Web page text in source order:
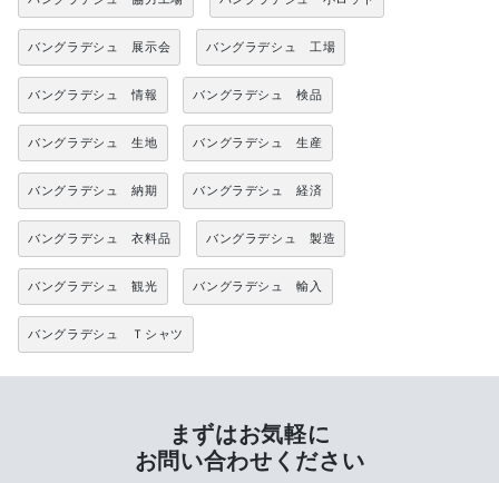
バングラデシュ 展示会 バングラデシュ 工場
バングラデシュ 情報 バングラデシュ 検品
バングラデシュ 生地 バングラデシュ 生産
バングラデシュ 納期 バングラデシュ 経済
バングラデシュ 衣料品 バングラデシュ 製造
バングラデシュ 観光 バングラデシュ 輸入
バングラデシュ Ｔシャツ
まずはお気軽に
お問い合わせください